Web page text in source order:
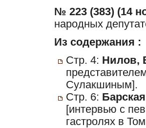
№ 223 (383) (14
народных
Из содержания :
Стр. 4: Нилов,
Сулакшиным].
Стр. 6:
[интервью с
гастролях в